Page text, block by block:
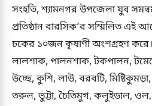
সংহতি, শ্যামনগর উপজেলা যুব
প্রতিষ্ঠান বারসিক’র সম্মিলিত এই
চকের ১০জন কৃষাণী অংশগ্রহণ করে।
লালশাক, পালনশাক, টকপালন,
উচ্ছে, কুশি, লাউ, বরবটি,
তরুল, ভুট্টা, চৈতিমুগ, কলুইডাল,